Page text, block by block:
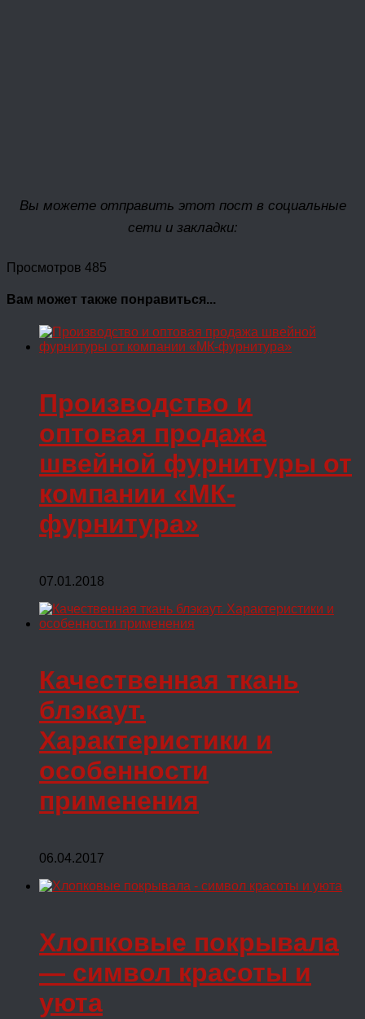
Вы можете отправить этот пост в социальные
сети и закладки:
Просмотров 485
Вам может также понравиться...
Производство и
оптовая продажа
швейной фурнитуры от
компании «МК-
фурнитура»
07.01.2018
Качественная ткань
блэкаут.
Характеристики и
особенности
применения
06.04.2017
Хлопковые покрывала
— символ красоты и
уюта